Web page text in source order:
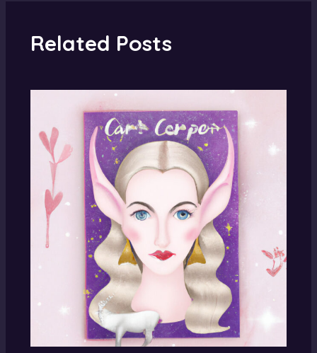
Related Posts